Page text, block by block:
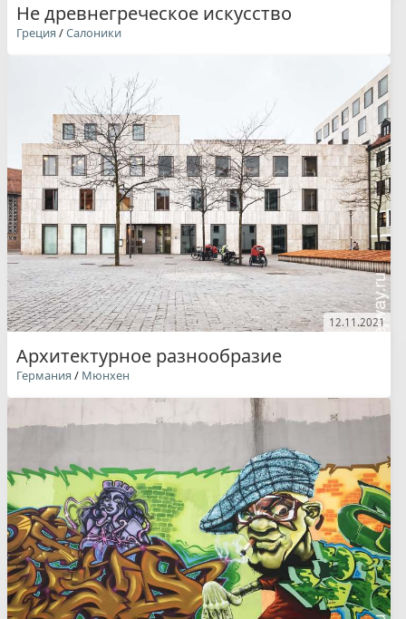
Не древнегреческое искусство
Греция /Салоники
12.11.2021
Архитектурное разнообразие
Германия / Мюнхен